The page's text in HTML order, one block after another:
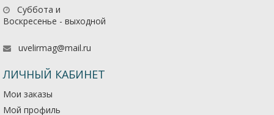
Суббота и
Воскресенье - выходной
uvelirmag@mail.ru
ЛИЧНЫЙ КАБИНЕТ
Мои заказы
Мой профиль